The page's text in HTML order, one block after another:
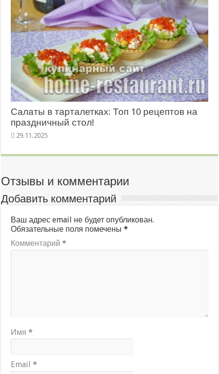
Салаты в тарталетках: Топ 10 рецептов на
праздничный стол!
29.11.2025
Отзывы и комментарии
Добавить комментарий
Ваш адрес email не будет опубликован.
Обязательные поля помечены*
Комментарий*
Имя*
Email*